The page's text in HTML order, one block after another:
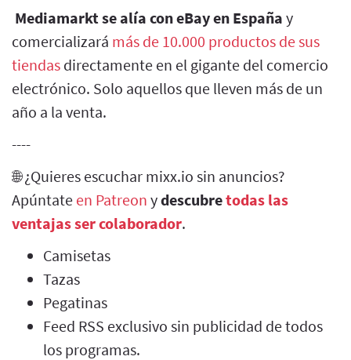
Mediamarkt se alía con eBay en España y
comercializará más de 10.000 productos de sus
tiendas directamente en el gigante del comercio
electrónico. Solo aquellos que lleven más de un
año a la venta.
----
🌐 ¿Quieres escuchar mixx.io sin anuncios?
Apúntate en Patreon ydescubretodas las
ventajas ser colaborador.
Camisetas
Tazas
Pegatinas
Feed RSS exclusivo sin publicidad de todos
los programas.